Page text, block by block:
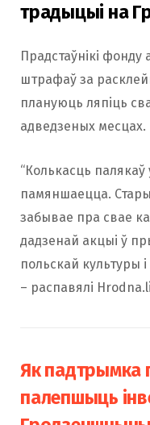
традыцыі на
Прадстаўнікі
штрафаў за
плануюць ляпіць
адведзеных месцах.
“Колькасць палякаў
памяншаецца.
забывае пра свае
дадзенай акцыі ў
польскай культуры
– распавялі
Як падтрымка
палепшыць